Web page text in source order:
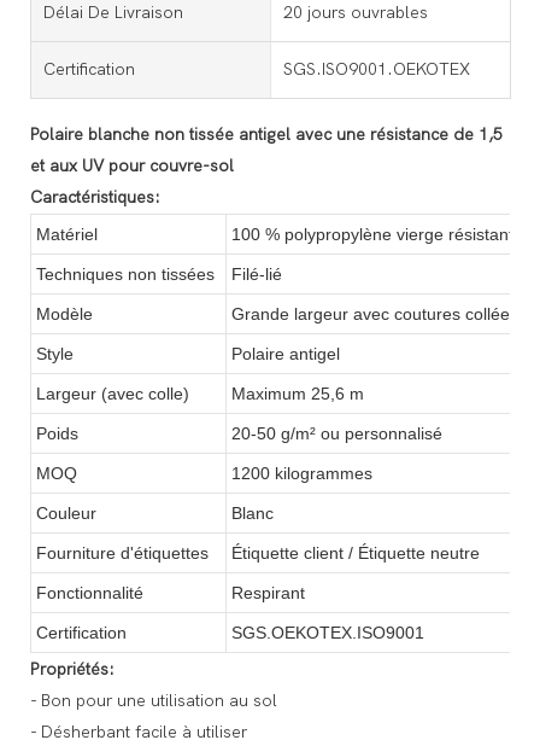
Délai De Livraison 20 jours ouvrables
Certification SGS.ISO9001.OEKOTEX
Polaire blanche non tissée antigel avec une résistance de 1,5
et aux UV pour couvre-sol
Caractéristiques:
Matériel 100 % polypropylène vierge résistant
Techniques non tissées Filé-lié
Modèle Grande largeur avec coutures collées
Style Polaire antigel
Largeur (avec colle) Maximum 25,6 m
Poids 20-50 g/m² ou personnalisé
MOQ 1200 kilogrammes
Couleur Blanc
Fourniture d'étiquettes Étiquette client / Étiquette neutre
Fonctionnalité Respirant
Certification SGS.OEKOTEX.ISO9001
Propriétés:
- Bon pour une utilisation au sol
- Désherbant facile à utiliser